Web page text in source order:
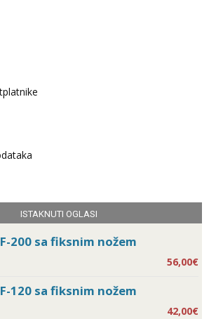
ISTAKNUTI OGLASI
200 sa fiksnim nožem
56,00€
120 sa fiksnim nožem
42,00€